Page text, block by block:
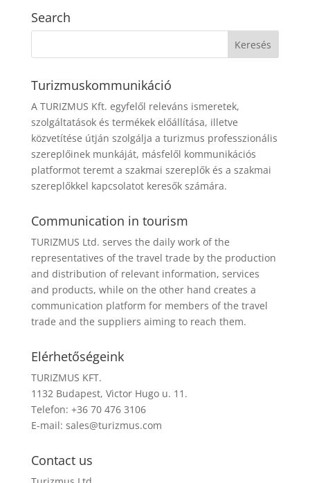
Search
Turizmuskommunikáció
A TURIZMUS Kft. egyfelől releváns ismeretek,
szolgáltatások és termékek előállítása, illetve
közvetítése útján szolgálja a turizmus professzionális
szereplőinek munkáját, másfelől kommunikációs
platformot teremt a szakmai szereplők és a szakmai
szereplőkkel kapcsolatot keresők számára.
Communication in tourism
TURIZMUS Ltd. serves the daily work of the
representatives of the travel trade by the production
and distribution of relevant information, services
and products, while on the other hand creates a
communication platform for members of the travel
trade and the suppliers aiming to reach them.
Elérhetőségeink
TURIZMUS KFT.
1132 Budapest, Victor Hugo u. 11.
Telefon: +36 70 476 3106
E-mail: sales@turizmus.com
Contact us